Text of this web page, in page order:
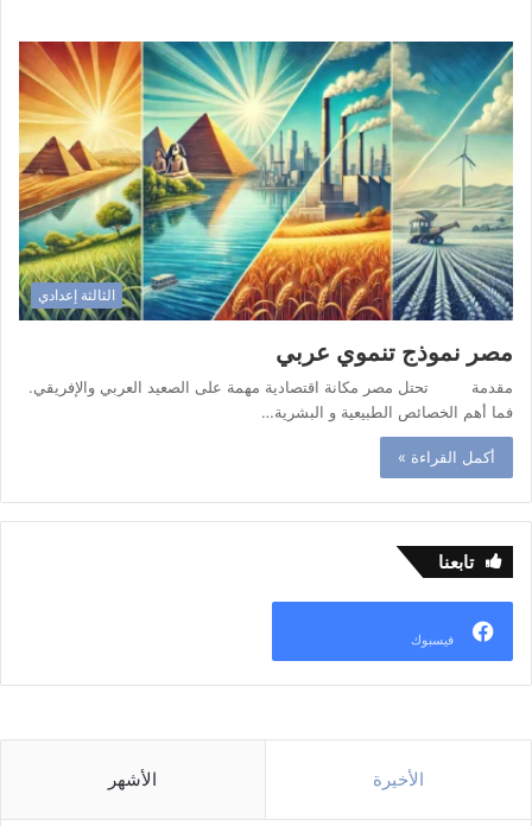
الثالثة إعدادي
مصر نموذج تنموي عربي
مقدمة تحتل مصر مكانة اقتصادية مهمة على الصعيد العربي والإفريقي.
فما أهم الخصائص الطبيعية و البشرية…
أكمل القراءة »
تابعنا
فيسبوك
الأخيرة الأشهر